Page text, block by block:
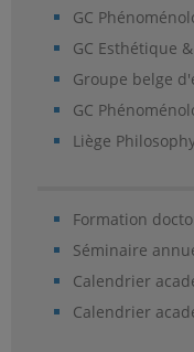
GC
GC Esthétique
Groupe belge
GC
Liège
Formation
Séminaire
Calendrier
Calendrier